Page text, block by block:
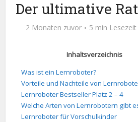
Der ultimative
2 Monaten zuvor 5 min Lesezeit
Inhaltsverzeichnis
Was ist ein Lernroboter?
Vorteile und Nachteile von
Lernroboter Bestseller Platz 2 – 4
Welche Arten von Lernrobotern gibt
Lernroboter für Vorschulkinder